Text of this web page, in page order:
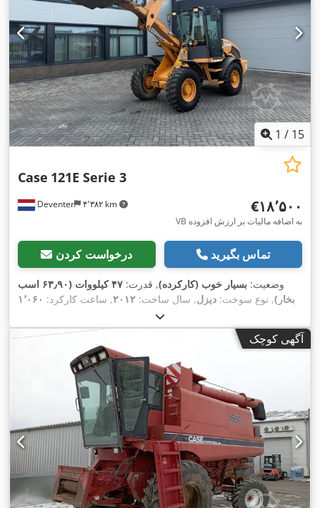
1 / 15
Deventer ۴٬۳۸۲ km
Case 121E Serie 3
‎€۱۸٬۵۰۰
VB به اضافه مالیات بر ارزش افزوده
درخواست کردن تماس بگیرید
وضعیت: بسیار خوب (کارکرده), قدرت:
۴۷ کیلووات (۶۳٫۹۰ اسب
بخار), نوع سوخت: دیزل, سال ساخت: ۲۰۱۲, ساعت کارکرد: ۱٬۰۶۰
آگهی کوچک